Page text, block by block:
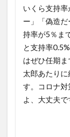
いくら支持
ー」「偽造
持率が5％ま
と支持率
はぜひ任期
太郎あたり
す。コロナ
よ、大丈夫で